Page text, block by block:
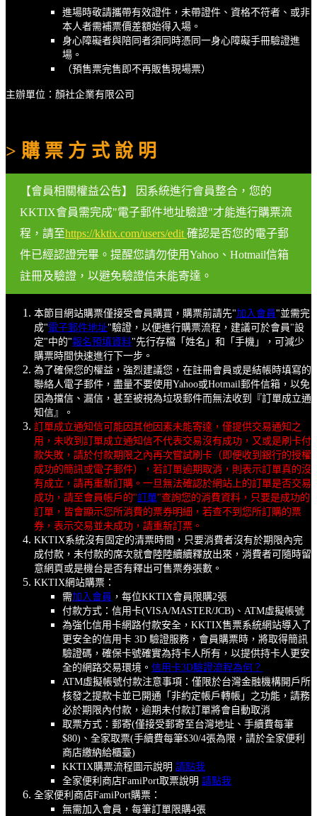
進場時敬請攜帶有效證件，未帶證件、資格不符者、或非
本人者需補票價差額始得入場。
身心障礙者與陪同者須同時憑同一身心障礙手冊驗證進
場。
（預售票完售即不再販售現場票）
主辦單位：顏社企業有限公司
> 購 票 方 式 說 明
【會員相關權益公告】 因系統進行會員整合，您的
KKTIX會員需完成"電子郵件地址驗證"才能進行購票流
程，請至https://kktix.com/users/edit 確認是否您的電子郵
件已經認證完畢。提醒您請勿使用Yahoo、Hotmail信箱
註冊及驗證，以避免驗證信未能寄達。
本節目網站購票僅接受會員購買，購票前請先"加入會員 "並需完
成"電子郵件地址"驗證，以便進行購票流程，建議可於會員"設
定"中的"報名預填資料"先行存檔「姓名」和「手機」，可減少
購票時間快速進行下一步。
為了確保您的權益，強烈建議您，在註冊會員或是結帳時填寫的
聯絡人電子郵件，盡量不要使用Yahoo或Hotmail郵件信箱，以免
因為擋信、漏信，甚至被視為垃圾郵件而無法收到『訂單成立通
知信』。
訂單成立通知信可能因其他因素未能寄達，僅提供交易通知之
用，未收到訂單成立通知信不代表交易沒有成功，又或是刷卡付
款失敗，請於付款期限之內再次嘗試刷卡（即便收到銀行的授權
成功的簡訊或電子郵件），若訂單逾期取消，則表示訂單真的沒
有成立，請再重新訂購。一旦無法確認於網站上的訂單是否交易
成功，請至會員帳戶的"訂單"查詢您的消費資料，只要是成功的
訂單，皆會顯示您所消費的票券明細，若查不到您所訂購的票
券，表示交易並未成功，請重新訂票。
KKTIX系統沒有固定的清票時間，只要消費者沒有於期限內完
成付款，未付款的席次就會陸陸續續釋放出來，消費者可隨時留
意網頁或是機台是否有釋出可售票券張數。
KKTIX網站購票：
需加入會員 ，每位KKTIX會員限購2張
付款方式：信用卡(VISA/MASTER/JCB)、ATM虛擬帳號
為強化信用卡網路付款安全，KKTIX售票系統網站導入了
更安全的信用卡 3D 驗證服務，會員購票時，將取得簡訊
驗證碼，確保卡號確實為持卡人所有，以提供持卡人更安
全的網路交易環境。 信用卡3D驗證流程為何？
ATM虛擬帳號付款注意事項：僅限於台灣金融機構開戶所
核發之提款卡並已開通「非約定帳戶轉帳」之功能，請務
必於期限內付款，逾期未付款訂單將會自動取消
取票方式：郵寄(僅接受郵寄至台灣地址、手續費每筆
$80)、 全家取票(手續費每筆$30/4張為限，請於全家便利
商店繳納給櫃臺)
KKTIX購票流程圖示說明 請點我
全家便利商店FamiPort取票說明 請點我
全家便利商店FamiPort購票：
無需加入會員，每筆訂單限購4張